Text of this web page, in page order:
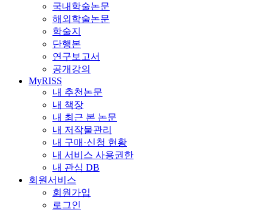
국내학술논문
해외학술논문
학술지
단행본
연구보고서
공개강의
MyRISS
내 추천논문
내 책장
내 최근 본 논문
내 저작물관리
내 구매·신청 현황
내 서비스 사용권한
내 관심 DB
회원서비스
회원가입
로그인